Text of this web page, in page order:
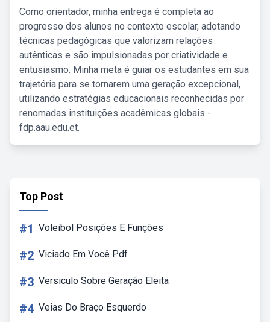
Como orientador, minha entrega é completa ao
progresso dos alunos no contexto escolar, adotando
técnicas pedagógicas que valorizam relações
autênticas e são impulsionadas por criatividade e
entusiasmo. Minha meta é guiar os estudantes em sua
trajetória para se tornarem uma geração excepcional,
utilizando estratégias educacionais reconhecidas por
renomadas instituições acadêmicas globais -
fdp.aau.edu.et.
Top Post
#1 Voleibol Posições E Funções
#2 Viciado Em Você Pdf
#3 Versiculo Sobre Geração Eleita
#4 Veias Do Braço Esquerdo